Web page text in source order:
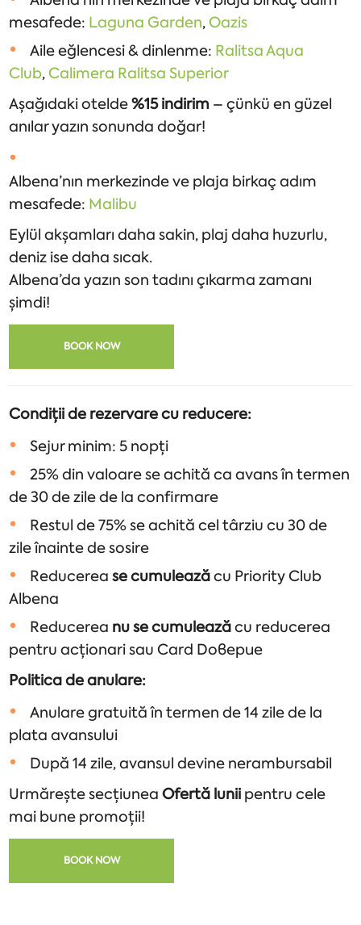
mesafede: Laguna Garden,Oazis
Aile eğlencesi & dinlenme: Ralitsa Aqua
Club,Calimera Ralitsa Superior
Aşağıdaki otelde%15 indirim – çünkü en güzel
anılar yazın sonunda doğar!
Albena’nın merkezinde ve plaja birkaç adım
mesafede: Malibu
Eylül akşamları daha sakin, plaj daha huzurlu,
deniz ise daha sıcak.
Albena’da yazın son tadını çıkarma zamanı
şimdi!
BOOK NOW
Condiții de rezervare cu reducere:
Sejur minim: 5 nopți
25% din valoare se achită ca avans în termen
de 30 de zile de la confirmare
Restul de 75% se achită cel târziu cu 30 de
zile înainte de sosire
Reducerease cumuleazăcu Priority Club
Albena
Reducerea nu se cumuleazăcu reducerea
pentru acționari sau Card Dоверие
Politica de anulare:
Anulare gratuită în termen de 14 zile de la
plata avansului
După 14 zile, avansul devine nerambursabil
Urmărește secțiuneaOfertă lunii pentru cele
mai bune promoții!
BOOK NOW